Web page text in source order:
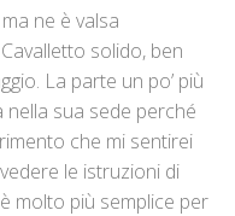
ne è valsa
solido, ben
La parte un po’ più
sua sede perché
che mi sentirei
le istruzioni di
molto più semplice per